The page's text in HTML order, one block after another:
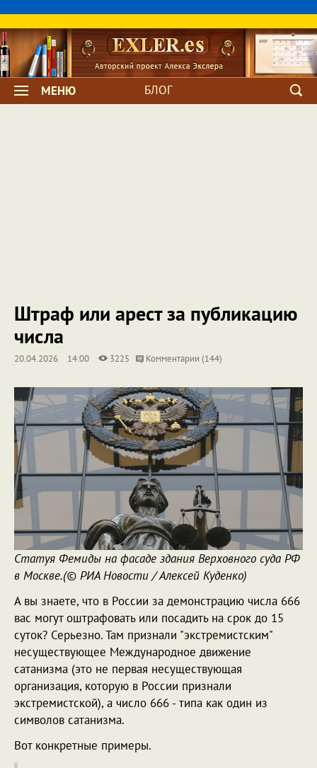
МЕНЮ БЛОГ
Штраф или арест за публикацию
числа
20.04.2026 14:00 3225 Комментарии (144)
Статуя Фемиды на фасаде здания Верховного суда РФ
в Москве.(© РИА Новости / Алексей Куденко)
А вы знаете, что в России за демонстрацию числа 666
вас могут оштрафовать или посадить на срок до 15
суток? Серьезно. Там признали "экстремистским"
несуществующее Международное движение
сатанизма (это не первая несуществующая
организация, которую в России признали
экстремистской), а число 666 - типа как один из
символов сатанизма.
Вот конкретные примеры.